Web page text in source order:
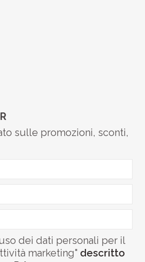
sulle promozioni, sconti,
dei dati personali per il
marketing" descritto